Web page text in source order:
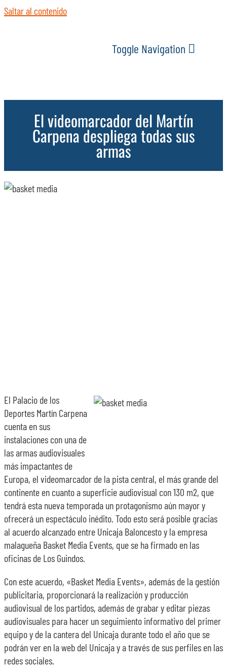
Saltar al contenido
Toggle Navigation
ACTUALIDAD
SERVICIOS
El videomarcador del Martín
Carpena despliega todas sus
armas
El Palacio de los
Deportes Martín Carpena
cuenta en sus
instalaciones con una de
las armas audiovisuales
más impactantes de
Europa, el videomarcador de la pista central, el más grande del
continente en cuanto a superficie audiovisual con 130 m2, que
tendrá esta nueva temporada un protagonismo aún mayor y
ofrecerá un espectáculo inédito. Todo esto será posible gracias
al acuerdo alcanzado entre Unicaja Baloncesto y la empresa
malagueña Basket Media Events, que se ha firmado en las
oficinas de Los Guindos.
Con este acuerdo, «Basket Media Events», además de la gestión
publicitaria, proporcionará la realización y producción
audiovisual de los partidos, además de grabar y editar piezas
audiovisuales para hacer un seguimiento informativo del primer
equipo y de la cantera del Unicaja durante todo el año que se
podrán ver en la web del Unicaja y a través de sus perfiles en las
redes sociales.